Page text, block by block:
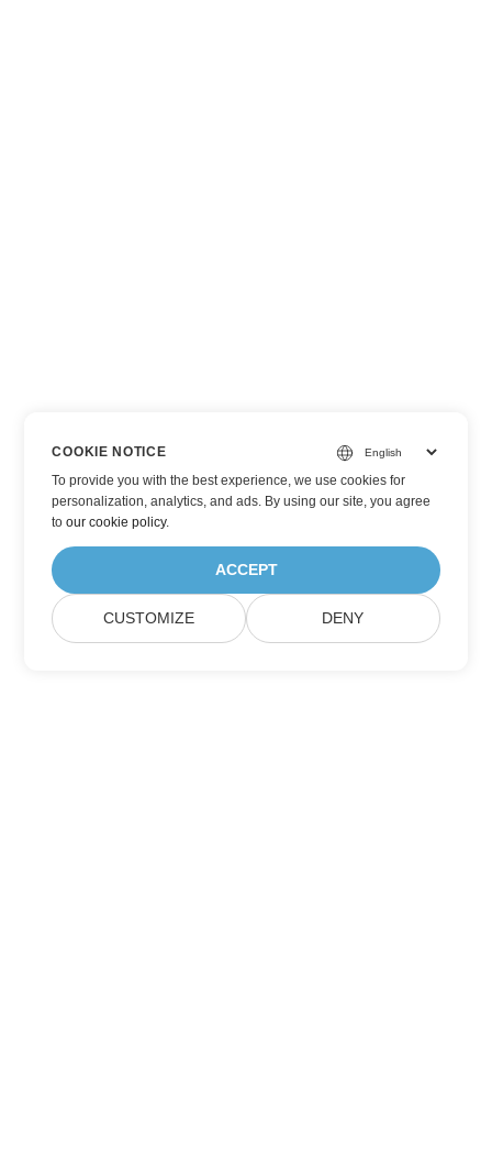
COOKIE NOTICE
To provide you with the best experience, we use cookies for
personalization, analytics, and ads. By using our site, you agree
toour cookie policy.
ACCEPT
CUSTOMIZE DENY